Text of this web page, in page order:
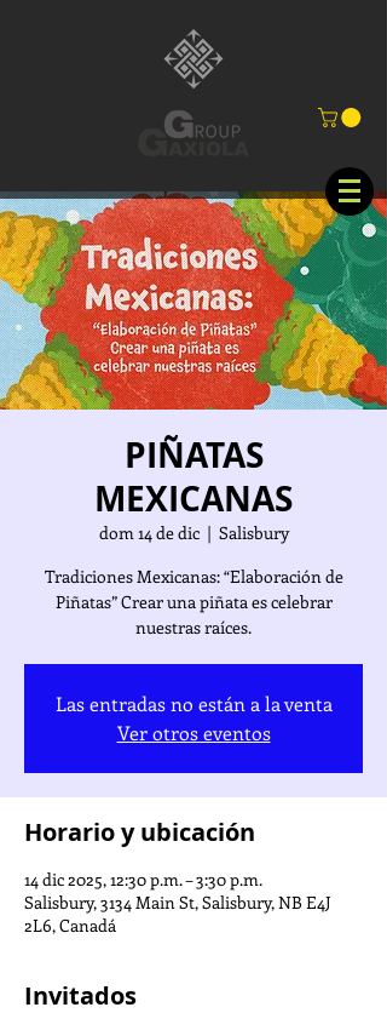
PIÑATAS
MEXICANAS
dom 14 de dic
  |
Salisbury
Tradiciones Mexicanas: “Elaboración de
Piñatas” Crear una piñata es celebrar
nuestras raíces.
Las entradas no están a la venta
Ver otros eventos
Horario y ubicación
14 dic 2025, 12:30 p.m. – 3:30 p.m.
Salisbury, 3134 Main St, Salisbury, NB E4J
2L6, Canadá
Invitados